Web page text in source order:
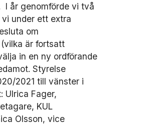
I år genomförde vi två
under ett extra
om
är fortsatt
in en ny ordförande
Styrelse
2021 till vänster i
Ulrica Fager,
KUL
Olsson, vice